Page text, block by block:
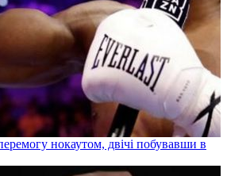
нокаутом, двічі побувавши в